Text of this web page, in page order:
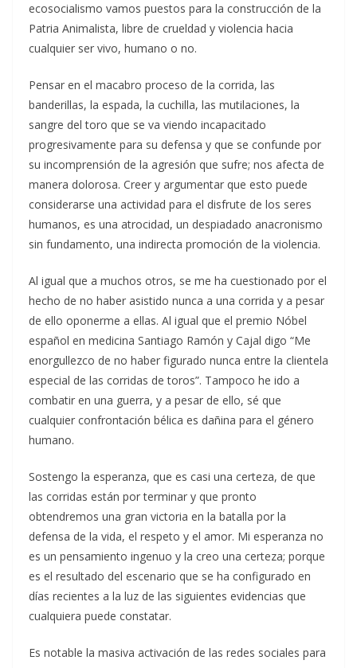
ecosocialismo vamos puestos para la construcción de la
Patria Animalista, libre de crueldad y violencia hacia
cualquier ser vivo, humano o no.
Pensar en el macabro proceso de la corrida, las
banderillas, la espada, la cuchilla, las mutilaciones, la
sangre del toro que se va viendo incapacitado
progresivamente para su defensa y que se confunde por
su incomprensión de la agresión que sufre; nos afecta de
manera dolorosa. Creer y argumentar que esto puede
considerarse una actividad para el disfrute de los seres
humanos, es una atrocidad, un despiadado anacronismo
sin fundamento, una indirecta promoción de la violencia.
Al igual que a muchos otros, se me ha cuestionado por el
hecho de no haber asistido nunca a una corrida y a pesar
de ello oponerme a ellas. Al igual que el premio Nóbel
español en medicina Santiago Ramón y Cajal digo “Me
enorgullezco de no haber figurado nunca entre la clientela
especial de las corridas de toros”. Tampoco he ido a
combatir en una guerra, y a pesar de ello, sé que
cualquier confrontación bélica es dañina para el género
humano.
Sostengo la esperanza, que es casi una certeza, de que
las corridas están por terminar y que pronto
obtendremos una gran victoria en la batalla por la
defensa de la vida, el respeto y el amor. Mi esperanza no
es un pensamiento ingenuo y la creo una certeza; porque
es el resultado del escenario que se ha configurado en
días recientes a la luz de las siguientes evidencias que
cualquiera puede constatar.
Es notable la masiva activación de las redes sociales para